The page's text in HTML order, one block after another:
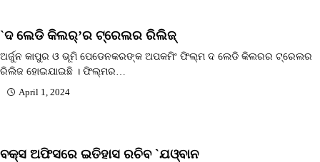
`ଦ ଲେଡି କିଲର୍’ର ଟ୍ରେଲର ରିଲିଜ୍
ଅର୍ଜୁନ କାପୁର ଓ ଭୂମି ପେଡେନକରଙ୍କ ଅପକମିଂ ଫିଲ୍ମ ଦ ଲେଡି କିଲରର ଟ୍ରେଲର
ରିଲିଜ ହୋଇଯାଇଛି । ଫିଲ୍ମର…
April 1, 2024
ବକ୍ସ ଅଫିସରେ ଇତିହାସ ରଚିବ `ଯଓ୍ବାନ